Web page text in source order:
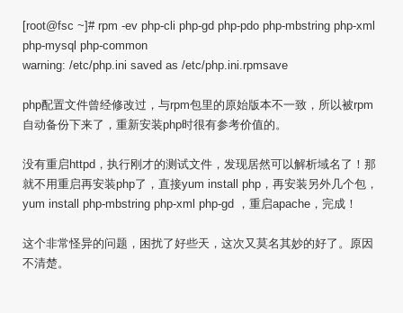
[root@fsc ~]# rpm -ev php-cli php-gd php-pdo php-mbstring php-xml
php-mysql php-common
warning: /etc/php.ini saved as /etc/php.ini.rpmsave
php配置文件曾经修改过，与rpm包里的原始版本不一致，所以被rpm
自动备份下来了，重新安装php时很有参考价值的。
没有重启httpd，执行刚才的测试文件，发现居然可以解析域名了！那
就不用重启再安装php了，直接yum install php，再安装另外几个包，
yum install php-mbstring php-xml php-gd ，重启apache，完成！
这个非常怪异的问题，困扰了好些天，这次又莫名其妙的好了。原因
不清楚。